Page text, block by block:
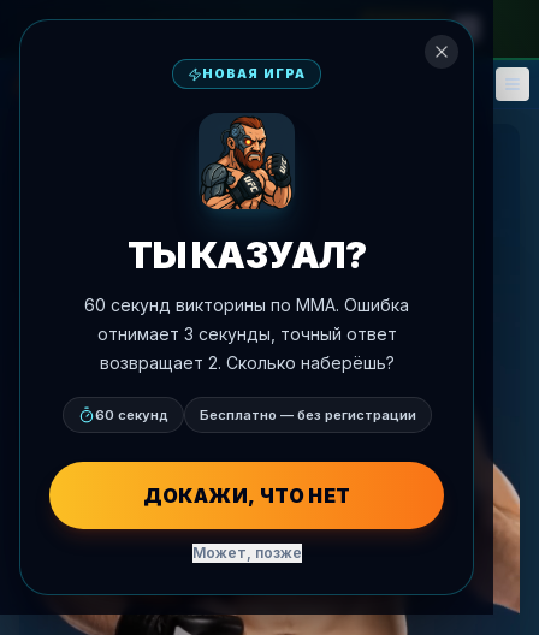
🎮 Фэнтези События
НОВАЯ ИГРА
ТЫ КАЗУАЛ?
60 секунд викторины по MMA. Ошибка
отнимает 3 секунды, точный ответ
возвращает 2. Сколько наберёшь?
60 секунд Бесплатно — без регистрации
ДОКАЖИ, ЧТО НЕТ
Может, позже